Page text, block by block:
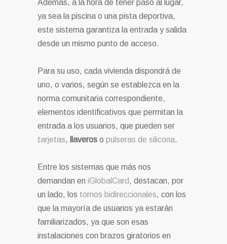
Además, a la hora de tener paso al lugar,
ya sea la piscina o una pista deportiva,
este sistema garantiza la entrada y salida
desde un mismo punto de acceso.
Para su uso, cada vivienda dispondrá de
uno, o varios, según se establezca en la
norma comunitaria correspondiente,
elementos identificativos que permitan la
entrada a los usuarios, que pueden ser
tarjetas, llaveros o pulseras de silicona.
Entre los sistemas que más nos
demandan en iGlobalCard, destacan, por
un lado, los tornos bidireccionales, con los
que la mayoría de usuarios ya estarán
familiarizados, ya que son esas
instalaciones con brazos giratorios en